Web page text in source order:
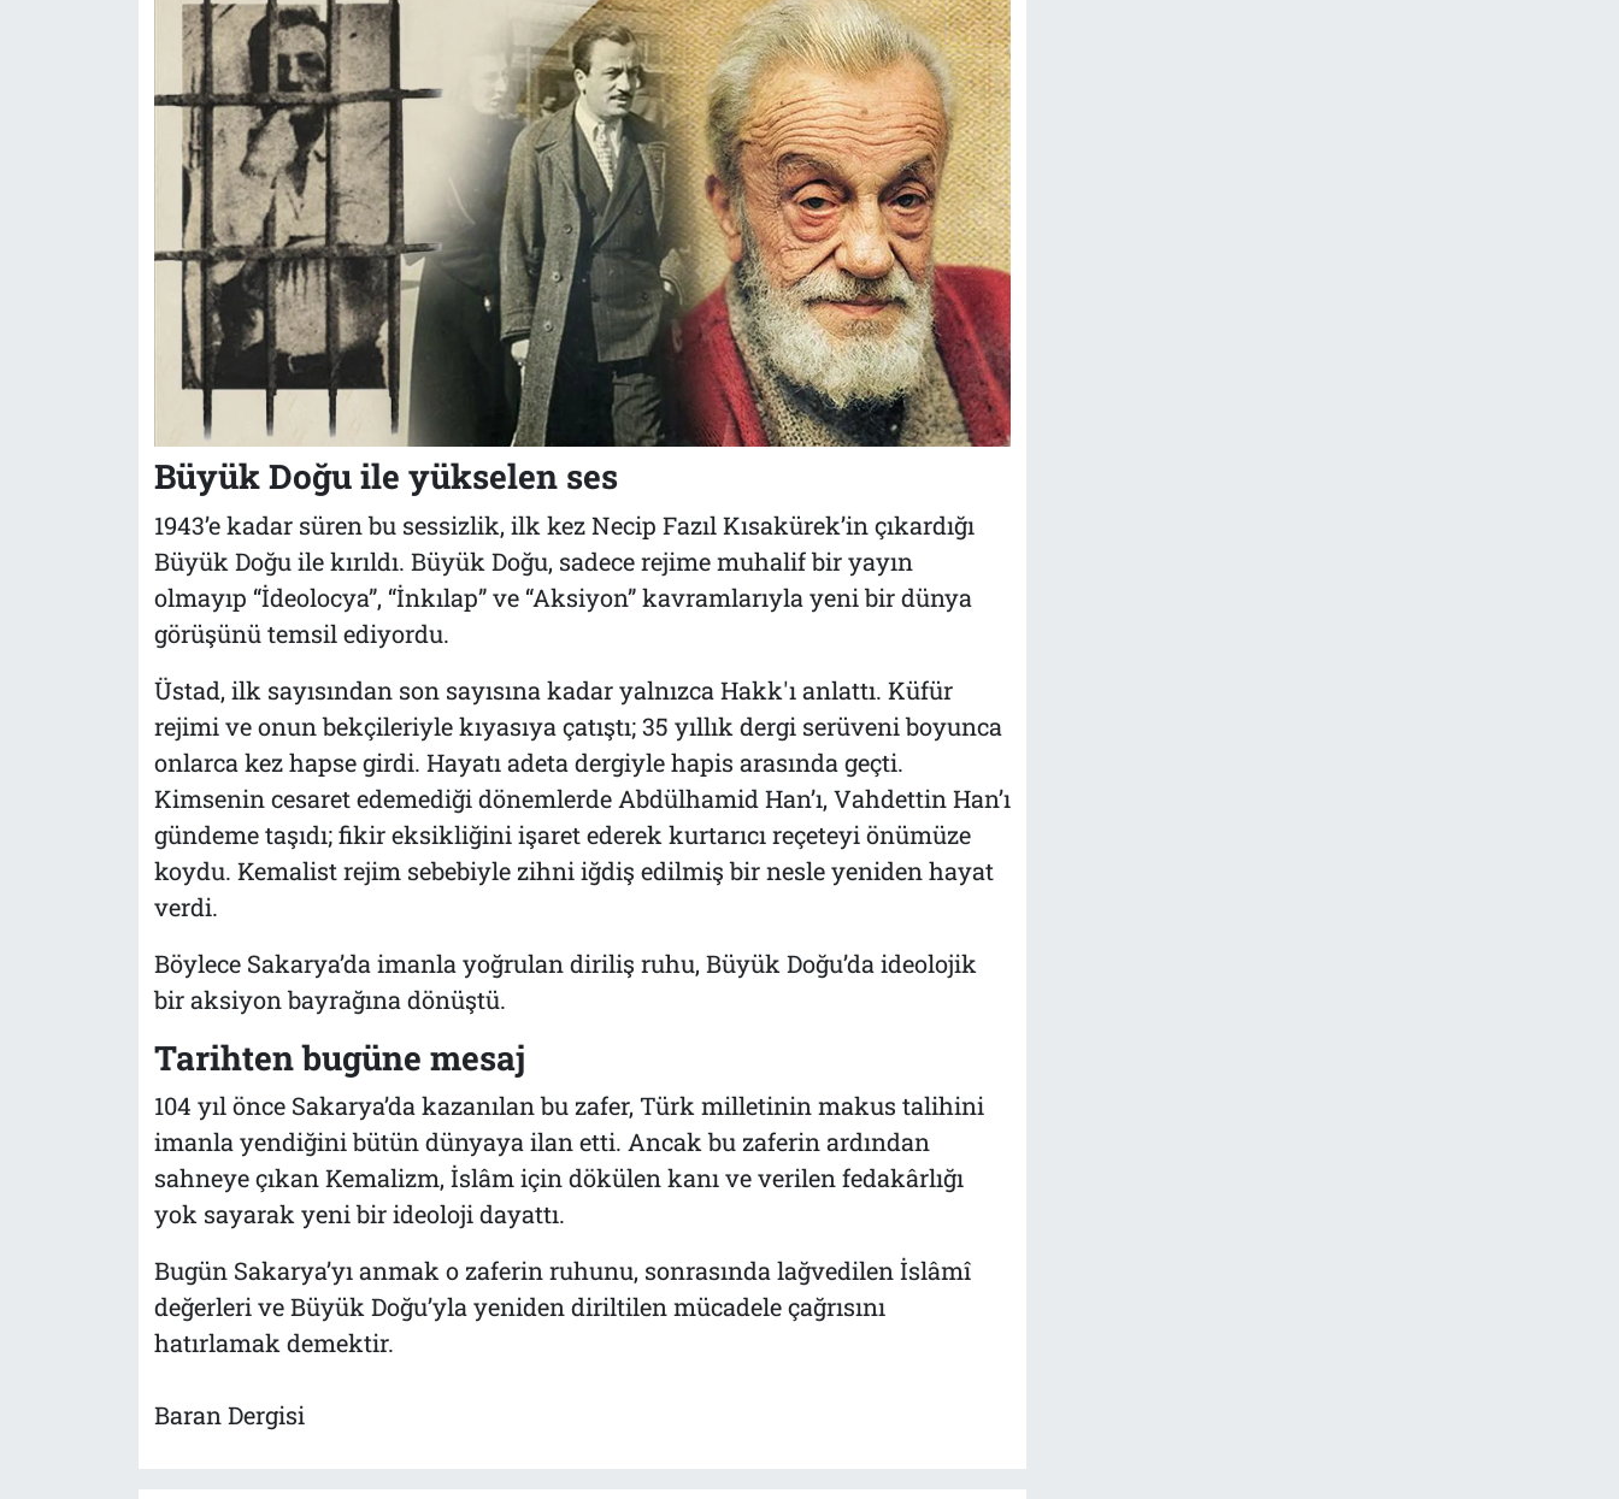
Büyük Doğu ile yükselen ses
1943’e kadar süren bu sessizlik, ilk kez Necip Fazıl Kısakürek’in çıkardığı
Büyük Doğu ile kırıldı. Büyük Doğu, sadece rejime muhalif bir yayın
olmayıp “İdeolocya”, “İnkılap” ve “Aksiyon” kavramlarıyla yeni bir dünya
görüşünü temsil ediyordu.
Üstad, ilk sayısından son sayısına kadar yalnızca Hakk'ı anlattı. Küfür
rejimi ve onun bekçileriyle kıyasıya çatıştı; 35 yıllık dergi serüveni boyunca
onlarca kez hapse girdi. Hayatı adeta dergiyle hapis arasında geçti.
Kimsenin cesaret edemediği dönemlerde Abdülhamid Han’ı, Vahdettin Han’ı
gündeme taşıdı; fikir eksikliğini işaret ederek kurtarıcı reçeteyi önümüze
koydu. Kemalist rejim sebebiyle zihni iğdiş edilmiş bir nesle yeniden hayat
verdi.
Böylece Sakarya’da imanla yoğrulan diriliş ruhu, Büyük Doğu’da ideolojik
bir aksiyon bayrağına dönüştü.
Tarihten bugüne mesaj
104 yıl önce Sakarya’da kazanılan bu zafer, Türk milletinin makus talihini
imanla yendiğini bütün dünyaya ilan etti. Ancak bu zaferin ardından
sahneye çıkan Kemalizm, İslâm için dökülen kanı ve verilen fedakârlığı
yok sayarak yeni bir ideoloji dayattı.
Bugün Sakarya’yı anmak o zaferin ruhunu, sonrasında lağvedilen İslâmî
değerleri ve Büyük Doğu’yla yeniden diriltilen mücadele çağrısını
hatırlamak demektir.
Baran Dergisi